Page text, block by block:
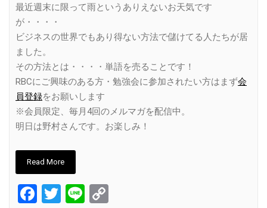
最近週末に限って雨というありえないお天気です
が・・・・
ビジネスの世界でもあり得ない方法で儲けてる人たちが居
ました。
その方法とは・・・・単語を売ることです！
RBCにご興味のある方・勉強会に参加されたい方はまず会
員登録をお願いします
※会員限定、毎月4回のメルマガを配信中。
明日は野村さんです。お楽しみ！
Read More
Facebook
Twitter
Line